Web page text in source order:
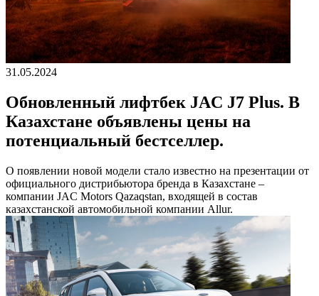
31.05.2024
Обновленный лифтбек JAC J7 Plus. В
Казахстане объявлены цены на
потенциальный бестселлер.
О появлении новой модели стало известно на презентации от
официального дистрибьютора бренда в Казахстане –
компании JAC Motors Qazaqstan, входящей в состав
казахстанской автомобильной компании Allur.